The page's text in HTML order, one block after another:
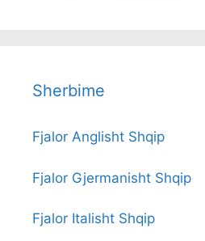
Sherbime
Fjalor Anglisht Shqip
Fjalor Gjermanisht Shqip
Fjalor Italisht Shqip